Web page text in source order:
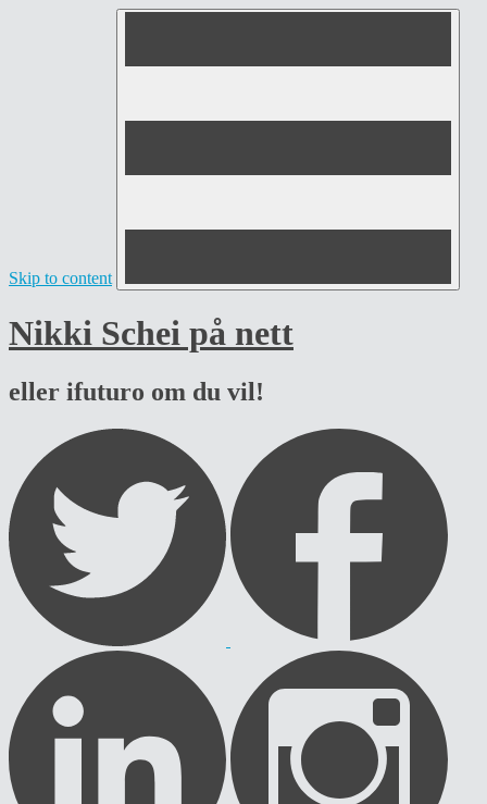
Skip to content
Nikki Schei på nett
eller ifuturo om du vil!